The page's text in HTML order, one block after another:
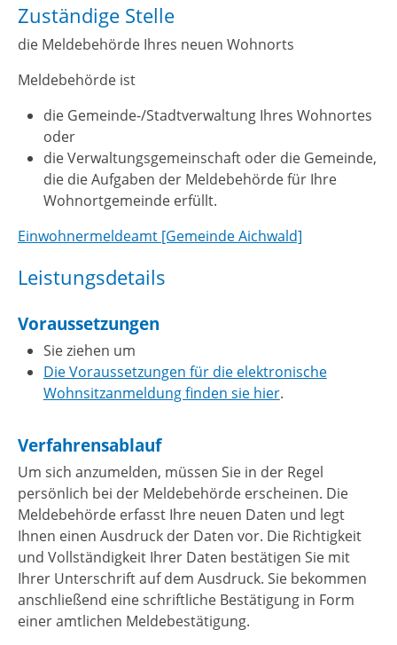
Zuständige Stelle
die Meldebehörde Ihres neuen Wohnorts
Meldebehörde ist
die Gemeinde-/Stadtverwaltung Ihres Wohnortes
oder
die Verwaltungsgemeinschaft oder die Gemeinde,
die die Aufgaben der Meldebehörde für Ihre
Wohnortgemeinde erfüllt.
Einwohnermeldeamt [Gemeinde Aichwald]
Leistungsdetails
Voraussetzungen
Sie ziehen um
Die Voraussetzungen für die elektronische
Wohnsitzanmeldung finden sie hier.
Verfahrensablauf
Um sich anzumelden, müssen Sie in der Regel
persönlich bei der Meldebehörde erscheinen. Die
Meldebehörde erfasst Ihre neuen Daten und legt
Ihnen einen Ausdruck der Daten vor. Die Richtigkeit
und Vollständigkeit Ihrer Daten bestätigen Sie mit
Ihrer Unterschrift auf dem Ausdruck. Sie bekommen
anschließend eine schriftliche Bestätigung in Form
einer amtlichen Meldebestätigung.